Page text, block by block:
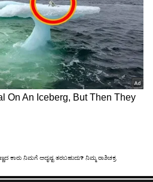
ಯಾವ ಬಣ್ಣದ ಕಾರು ನಿಮಗೆ ಅದೃಷ್ಟ ತರಬಹುದು? ನಿಮ್ಮ ರಾಶಿಚಕ್ರ ಚಿಹ್ನೆಯ ಆಧಾರದ ಮೇಲೆ ನಿಮ್ಮ ಅದೃಷ್ಟ ವಾಹನದ ಬಣ್ಣ